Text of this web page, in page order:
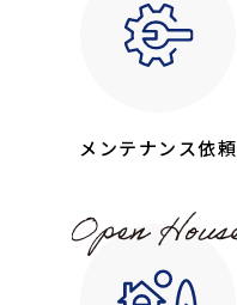
メンテナンス依頼